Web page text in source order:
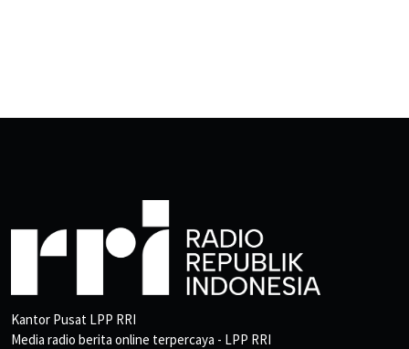
Kantor Pusat LPP RRI
Media radio berita online terpercaya - LPP RRI